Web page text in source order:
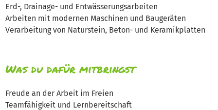
Erd-, Drainage- und Entwässerungsarbeiten
Arbeiten mit modernen Maschinen und Baugeräten
Verarbeitung von Naturstein, Beton- und Keramikplatten
Was du dafür mitbringst
Freude an der Arbeit im Freien
Teamfähigkeit und Lernbereitschaft